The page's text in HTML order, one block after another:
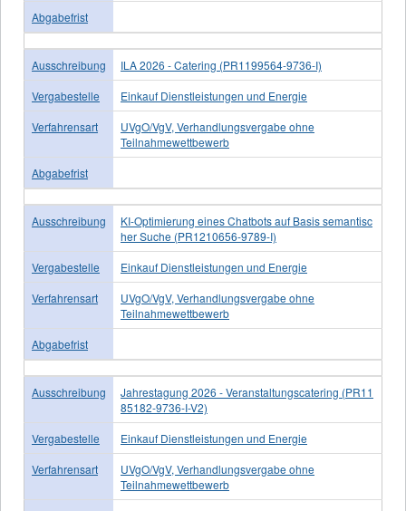
Abgabefrist
Ausschreibung
ILA 2026 - Catering (PR1199564-9736-I)
Vergabestelle
Einkauf Dienstleistungen und Energie
Verfahrensart
UVgO/VgV, Verhandlungsvergabe ohne
Teilnahmewettbewerb
Abgabefrist
Ausschreibung
KI-Optimierung eines Chatbots auf Basis semantisc
her Suche (PR1210656-9789-I)
Vergabestelle
Einkauf Dienstleistungen und Energie
Verfahrensart
UVgO/VgV, Verhandlungsvergabe ohne
Teilnahmewettbewerb
Abgabefrist
Ausschreibung
Jahrestagung 2026 - Veranstaltungscatering (PR11
85182-9736-I-V2)
Vergabestelle
Einkauf Dienstleistungen und Energie
Verfahrensart
UVgO/VgV, Verhandlungsvergabe ohne
Teilnahmewettbewerb